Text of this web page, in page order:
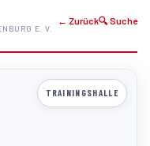
E. V.
← Zurück🔍 Suche
TRAININGSHALLE